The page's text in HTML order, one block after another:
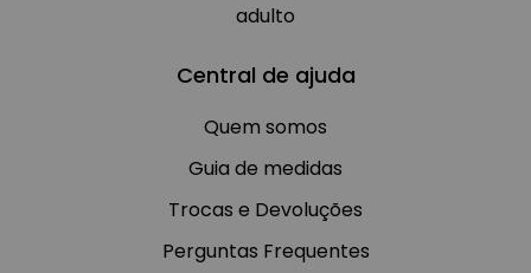
adulto
Central de ajuda
Quem somos
Guia de medidas
Trocas e Devoluções
Perguntas Frequentes